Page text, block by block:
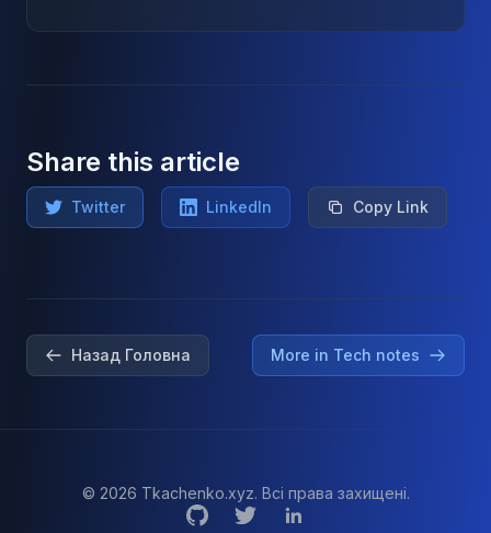
Share this article
Twitter LinkedIn Copy Link
Назад Головна More in Tech notes
© 2026 Tkachenko.xyz. Всі права захищені.